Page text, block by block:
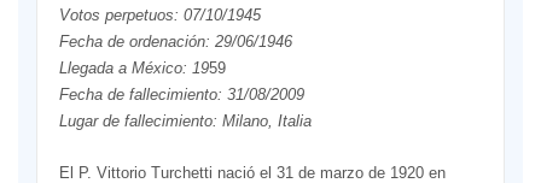
Votos perpetuos: 07/10/1945
Fecha de ordenación: 29/06/1946
Llegada a México: 1959
Fecha de fallecimiento: 31/08/2009
Lugar de fallecimiento: Milano, Italia
El P. Vittorio Turchetti nació el 31 de marzo de 1920 en